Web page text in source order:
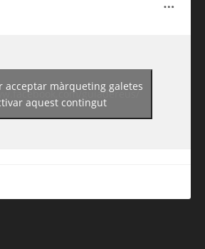
guiadereus/
acceptar màrqueting galetes
aquest contingut